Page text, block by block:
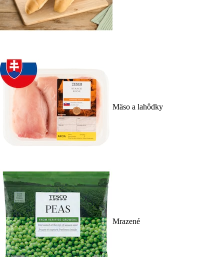
Mäso a lahôdky
Mrazené